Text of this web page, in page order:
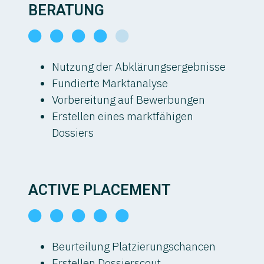
BERATUNG
Nutzung der Abklärungsergebnisse
Fundierte Marktanalyse
Vorbereitung auf Bewerbungen
Erstellen eines marktfähigen
Dossiers
ACTIVE PLACEMENT
Beurteilung Platzierungschancen